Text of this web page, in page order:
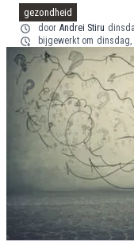
gezondheid
door Andrei Stiru
bijgewerkt om dinsdag,